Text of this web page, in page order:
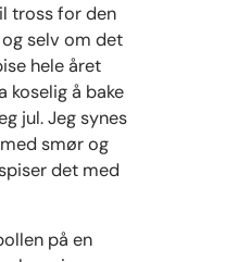
tross for den
selv om det
hele året
koselig å bake
jul. Jeg synes
smør og
det med
på en